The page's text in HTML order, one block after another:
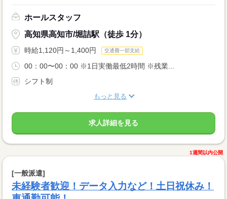
ホールスタッフ
高知県高知市/堀詰駅（徒歩 1分）
時給1,120円～1,400円 交通費一部支給
00：00〜00：00 ※1日実働最低2時間 ※残業...
シフト制
もっと見る
求人詳細を見る
1週間以内公開
[一般派遣]
未経験者歓迎！データ入力など！土日祝休み！